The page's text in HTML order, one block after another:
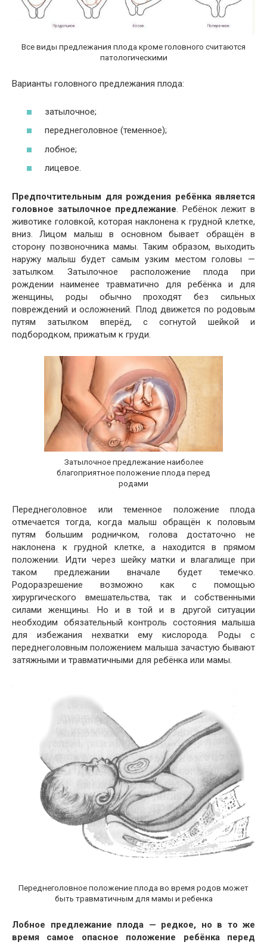
Все виды предлежания плода кроме головного считаются
патологическими
Варианты головного предлежания плода:
затылочное;
переднеголовное (теменное);
лобное;
лицевое.
Предпочтительным для рождения ребёнка является
головное затылочное предлежание. Ребёнок лежит в
животике головкой, которая наклонена к грудной клетке,
вниз. Лицом малыш в основном бывает обращён в
сторону позвоночника мамы. Таким образом, выходить
наружу малыш будет самым узким местом головы —
затылком. Затылочное расположение плода при
рождении наименее травматично для ребёнка и для
женщины, роды обычно проходят без сильных
повреждений и осложнений. Плод движется по родовым
путям затылком вперёд, с согнутой шейкой и
подбородком, прижатым к груди.
Затылочное предлежание наиболее
благоприятное положение плода перед
родами
Переднеголовное или теменное положение плода
отмечается тогда, когда малыш обращён к половым
путям большим родничком, голова достаточно не
наклонена к грудной клетке, а находится в прямом
положении. Идти через шейку матки и влагалище при
таком предлежании вначале будет темечко.
Родоразрешение возможно как с помощью
хирургического вмешательства, так и собственными
силами женщины. Но и в той и в другой ситуации
необходим обязательный контроль состояния малыша
для избежания нехватки ему кислорода. Роды с
переднеголовным положением малыша зачастую бывают
затяжными и травматичными для ребёнка или мамы.
Переднеголовное положение плода во время родов может
быть травматичным для мамы и ребенка
Лобное предлежание плода — редкое, но в то же
время самое опасное положение ребёнка перед